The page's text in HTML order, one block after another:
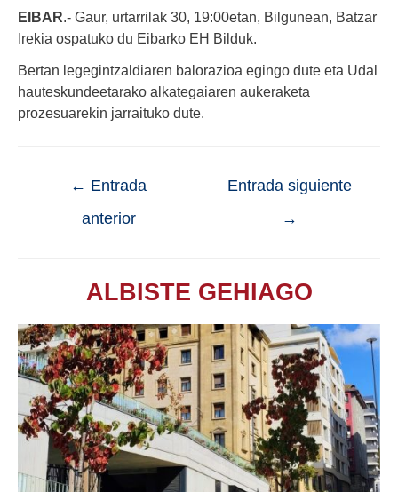
EIBAR.- Gaur, urtarrilak 30, 19:00etan, Bilgunean, Batzar
Irekia ospatuko du Eibarko EH Bilduk.
Bertan legegintzaldiaren balorazioa egingo dute eta Udal
hauteskundeetarako alkategaiaren aukeraketa
prozesuarekin jarraituko dute.
← Entrada
anterior
Entrada siguiente
→
ALBISTE GEHIAGO